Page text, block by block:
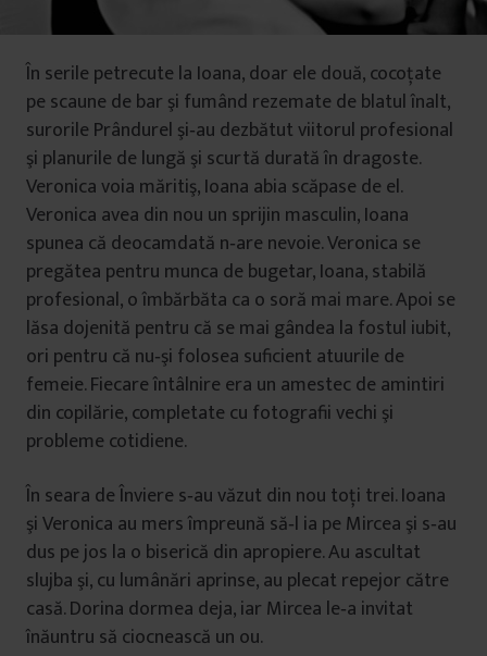
În serile petrecute la Ioana, doar ele două, cocoţate
pe scaune de bar şi fumând rezemate de blatul înalt,
surorile Prândurel şi‐au dezbătut viitorul profesional
şi planurile de lungă şi scurtă durată în dragoste.
Veronica voia măritiş, Ioana abia scăpase de el.
Veronica avea din nou un sprijin masculin, Ioana
spunea că deocamdată n‐are nevoie. Veronica se
pregătea pentru munca de bugetar, Ioana, stabilă
profesional, o îmbărbăta ca o soră mai mare. Apoi se
lăsa dojenită pentru că se mai gândea la fostul iubit,
ori pentru că nu‐şi folosea suficient atuurile de
femeie. Fiecare întâlnire era un amestec de amintiri
din copilărie, completate cu fotografii vechi şi
probleme cotidiene.
În seara de Înviere s‐au văzut din nou toţi trei. Ioana
şi Veronica au mers împreună să‐l ia pe Mircea şi s‐au
dus pe jos la o biserică din apropiere. Au ascultat
slujba şi, cu lumânări aprinse, au plecat repejor către
casă. Dorina dormea deja, iar Mircea le‐a invitat
înăuntru să ciocnească un ou.